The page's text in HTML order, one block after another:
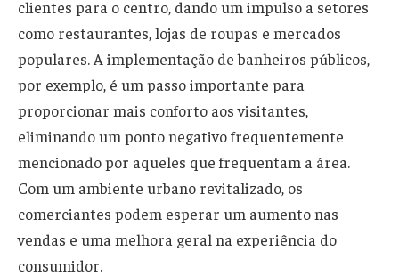
clientes para o centro, dando um impulso a setores
como restaurantes, lojas de roupas e mercados
populares. A implementação de banheiros públicos,
por exemplo, é um passo importante para
proporcionar mais conforto aos visitantes,
eliminando um ponto negativo frequentemente
mencionado por aqueles que frequentam a área.
Com um ambiente urbano revitalizado, os
comerciantes podem esperar um aumento nas
vendas e uma melhora geral na experiência do
consumidor.